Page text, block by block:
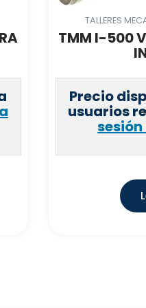
TALLERES
TMM I-500
Precio
usuarios